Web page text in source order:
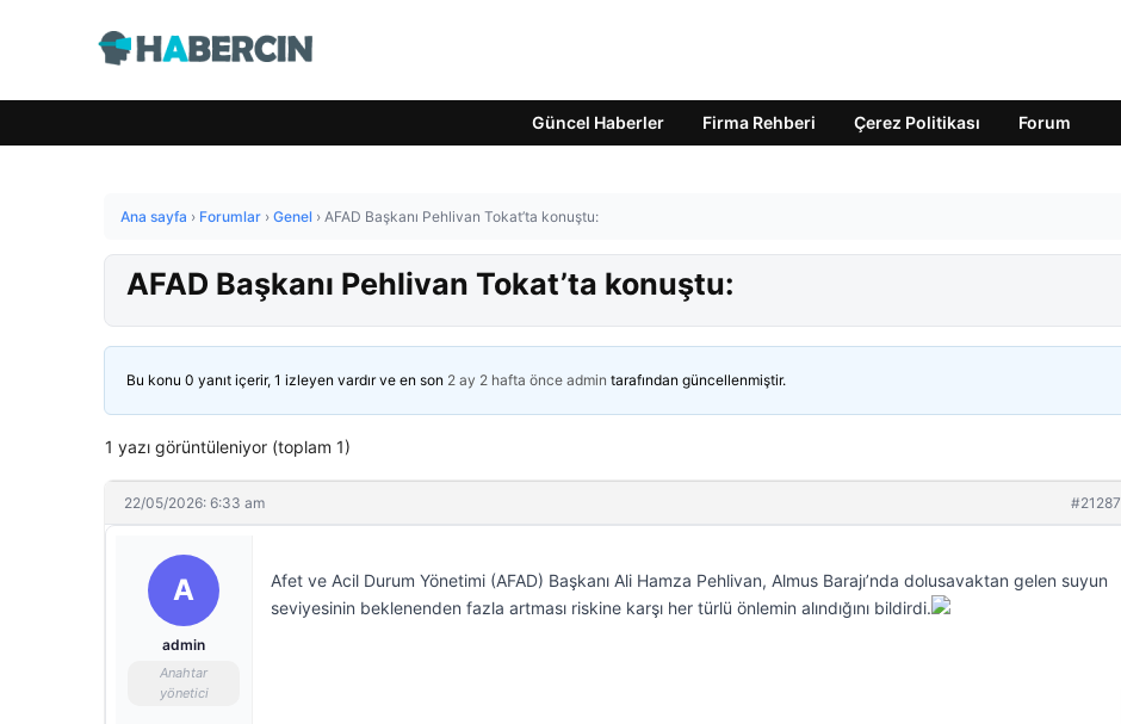
Güncel Haberler Firma Rehberi Çerez Politikası Forum
Ana sayfa › Forumlar › Genel › AFAD Başkanı Pehlivan Tokat’ta konuştu:
AFAD Başkanı Pehlivan Tokat’ta konuştu:
Bu konu 0 yanıt içerir, 1 izleyen vardır ve en son 2 ay 2 hafta önce admin tarafından güncellenmiştir.
1 yazı görüntüleniyor (toplam 1)
22/05/2026: 6:33 am #21287
A
admin
Anahtar
yönetici
Afet ve Acil Durum Yönetimi (AFAD) Başkanı Ali Hamza Pehlivan, Almus Barajı’nda dolusavaktan gelen suyun
seviyesinin beklenenden fazla artması riskine karşı her türlü önlemin alındığını bildirdi.